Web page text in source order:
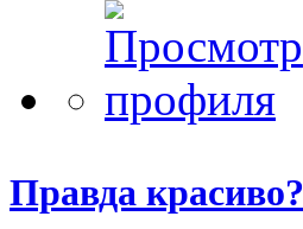
Правда красиво?